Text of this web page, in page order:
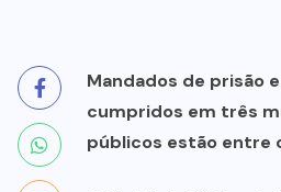
Mandados de prisão
cumpridos em três
públicos estão entre